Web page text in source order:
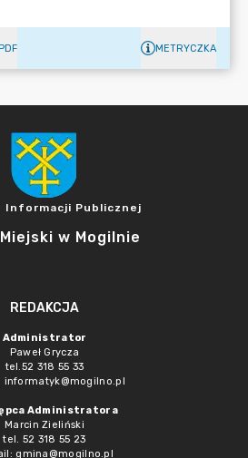
METRYCZKA
Informacji Publicznej
w Mogilnie
REDAKCJA
Administrator
Paweł Grycza
tel.52 318 55 33
informatyk@mogilno.pl
Administratora
Marcin Zieliński
tel. 52 318 55 23
gmina@mogilno.pl